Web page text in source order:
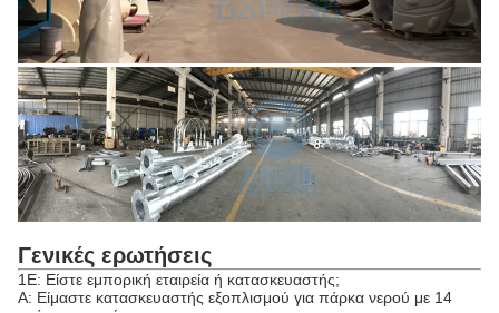
Γενικές ερωτήσεις
1Ε: Είστε εμπορική εταιρεία ή κατασκευαστής;
Α: Είμαστε κατασκευαστής εξοπλισμού για πάρκα νερού με 14